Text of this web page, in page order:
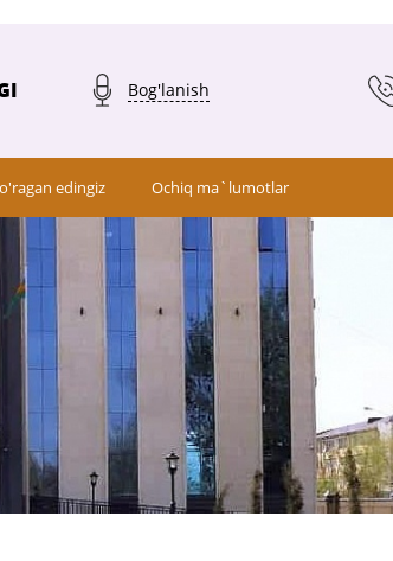
Bog'lanish
edingiz Ochiq ma`lumotlar